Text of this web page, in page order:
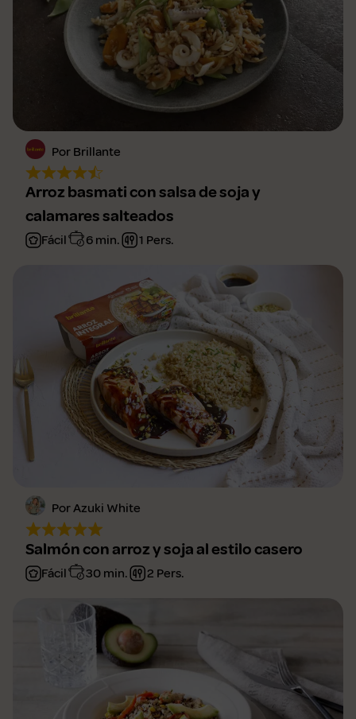
Por Brillante
Arroz basmati con salsa de soja y
calamares salteados
Fácil 6 min. 1 Pers.
Por Azuki White
Salmón con arroz y soja al estilo casero
Fácil 30 min. 2 Pers.